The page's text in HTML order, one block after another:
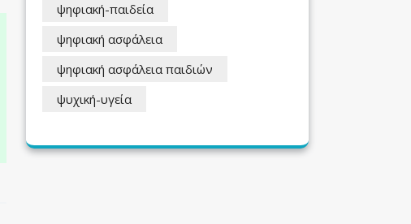
ψηφιακή-παιδεία
ψηφιακή ασφάλεια
ψηφιακή ασφάλεια παιδιών
ψυχική-υγεία